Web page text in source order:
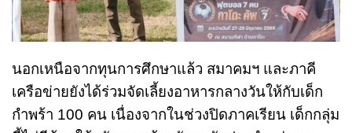
นอกเหนือจากทุนการศึกษาแล้ว สมาคมฯ และภาคี
เครือข่ายยังได้ร่วมจัดเลี้ยงอาหารกลางวันให้กับเด็ก
กำพร้า 100 คน เนื่องจากในช่วงปิดภาคเรียน เด็กกลุ่ม